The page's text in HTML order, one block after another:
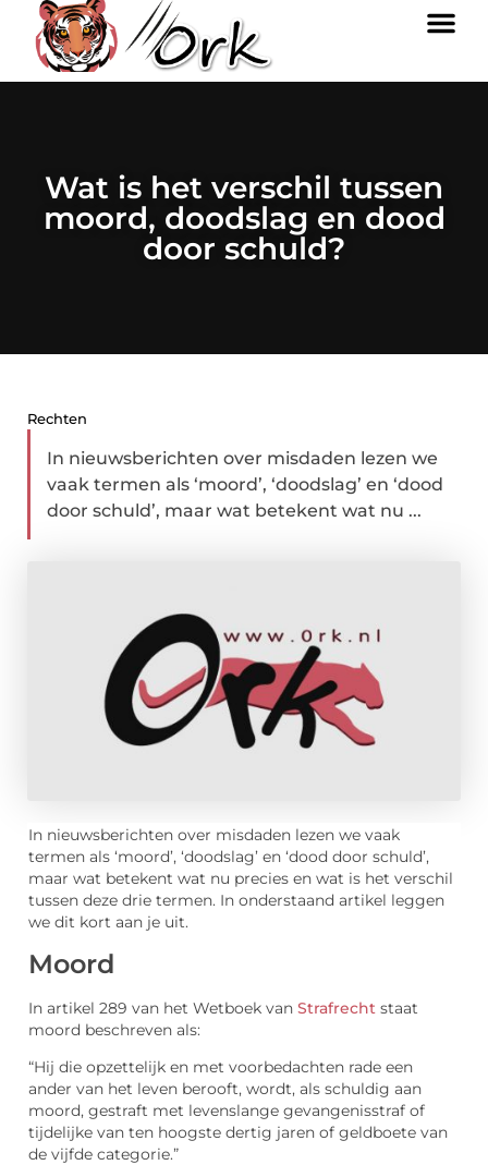
Wat is het verschil tussen
moord, doodslag en dood
door schuld?
Rechten
In nieuwsberichten over misdaden lezen we
vaak termen als ‘moord’, ‘doodslag’ en ‘dood
door schuld’, maar wat betekent wat nu ...
In nieuwsberichten over misdaden lezen we vaak
termen als ‘moord’, ‘doodslag’ en ‘dood door schuld’,
maar wat betekent wat nu precies en wat is het verschil
tussen deze drie termen. In onderstaand artikel leggen
we dit kort aan je uit.
Moord
In artikel 289 van het Wetboek van Strafrecht staat
moord beschreven als:
“Hij die opzettelijk en met voorbedachten rade een
ander van het leven berooft, wordt, als schuldig aan
moord, gestraft met levenslange gevangenisstraf of
tijdelijke van ten hoogste dertig jaren of geldboete van
de vijfde categorie.”